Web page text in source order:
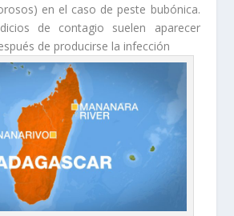
en el caso de peste bubónica.
de contagio suelen aparecer
de producirse la infección